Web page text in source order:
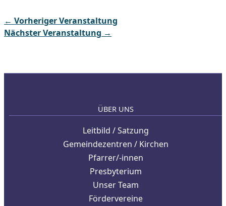
← Vorheriger Veranstaltung
Nächster Veranstaltung →
ÜBER UNS
Leitbild / Satzung
Gemeindezentren / Kirchen
Pfarrer/-innen
Presbyterium
Unser Team
Fördervereine